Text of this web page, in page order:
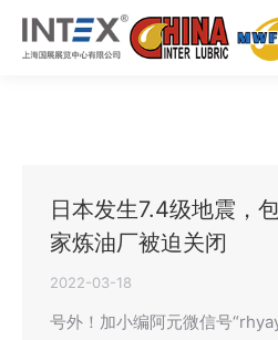
日本发生7.4级地震，
家炼油厂被迫关闭
2022-03-18
号外！加小编阿元微信号